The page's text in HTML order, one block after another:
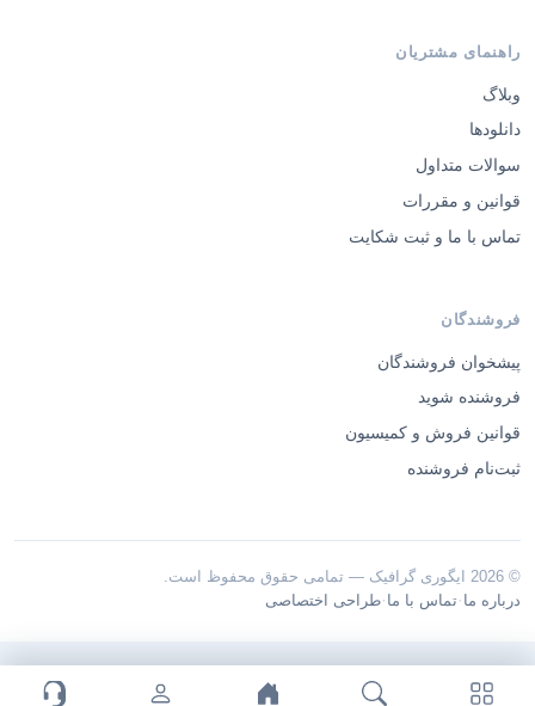
راهنمای مشتریان
وبلاگ
دانلودها
سوالات متداول
قوانین و مقررات
تماس با ما و ثبت شکایت
فروشندگان
پیشخوان فروشندگان
فروشنده شوید
قوانین فروش و کمیسیون
ثبت‌نام فروشنده
© 2026 ایگوری گرافیک — تمامی حقوق محفوظ است.
درباره ما ·تماس با ما ·طراحی اختصاصی